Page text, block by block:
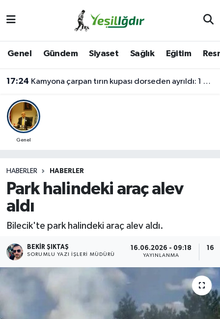
Genel Gündem Siyaset Sağlık Eğitim
17:24 Kamyona çarpan tırın kupası dorseden ayrıldı: 1 ağır yaralı
Genel
HABERLER HABERLER
Park halindeki araç alev
aldı
Bilecik'te park halindeki araç alev aldı.
BEKIR ŞIKTAŞ
SORUMLU YAZI İŞLERI MÜDÜRÜ
16.06.2026 - 09:18
YAYINLANMA
İğdir Namaz Vakitleri
Iğdır Trafik Yoğunluk Haritası
Süper Lig Puan Durumu ve Fikstür
Son Dakika Haberleri
Haber Arşivi